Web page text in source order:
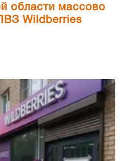
области массово
Wildberries